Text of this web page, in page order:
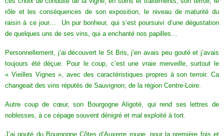
rôle et les conséquences de son exposition, le niveau de maturité du
raisin à ce jour… Un pur bonheur, qui s’est poursuivi d’une dégustation
de quelques uns de ses vins, qui a enchanté nos papilles…
Personnellement, j’ai découvert le St Bris, j’en avais peu gouté et j’avais
toujours été déçue. Pour le coup, c’est une vraie merveille, surtout le
« Vieilles Vignes », avec des caractéristiques propres à son terroir. Ca
changeait des vins réputés de Sauvignon, de la région Centre-Loire.
Autre coup de cœur, son Bourgogne Aligoté, qui rend ses lettres de
noblesses, à ce cépage souvent dénigré et mal exploité à tort.
J’ai gouté du Bourgogne Côtes d’Auxerre rouge, pour la première fois et